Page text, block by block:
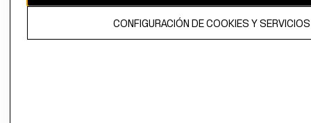
CONFIGURACIÓN DE COOKIES Y SERVICIOS